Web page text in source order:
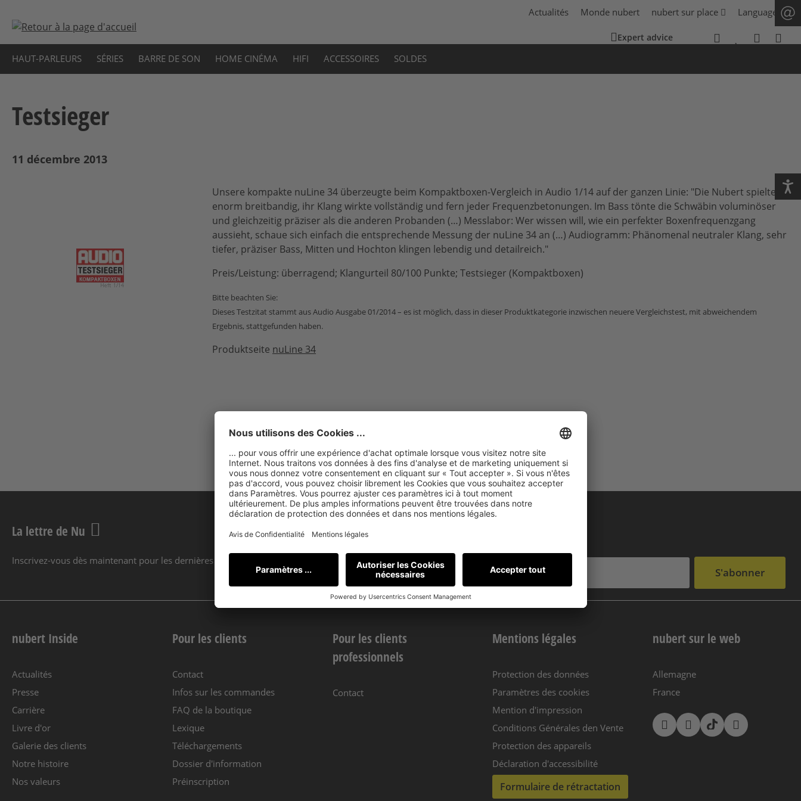
Actualités Monde nubert nubert sur place Language
Expert advice
HAUT-PARLEURS SÉRIES BARRE DE SON HOME CINÉMA HIFI ACCESSOIRES SOLDES
Testsieger
11 décembre 2013
Unsere kompakte nuLine 34 überzeugte beim Kompaktboxen-Vergleich in Audio 1/14 auf der ganzen Linie: "Die Nubert spielte
enorm breitbandig, ihr Klang wirkte vollständig und fern jeder Frequenzbetonungen. Im Bass tönte die Schwäbin voluminöser
und gleichzeitig präziser als die anderen Probanden (…) Messlabor: Wer wissen will, wie ein perfekter Boxenfrequenzgang
aussieht, schaue sich einfach die entsprechende Messung der nuLine 34 an (…) Audiogramm: Phänomenal neutraler Klang, sehr
tiefer, präziser Bass, Mitten und Hochton klingen lebendig und detailreich."
Preis/Leistung: überragend; Klangurteil 80/100 Punkte; Testsieger (Kompaktboxen)
Bitte beachten Sie:
Dieses Testzitat stammt aus Audio Ausgabe 01/2014 – es ist möglich, dass in dieser Produktkategorie inzwischen neuere Vergleichstest, mit abweichendem
Ergebnis, stattgefunden haben.
Produktseite nuLine 34
La lettre de Nu
Inscrivez-vous dès maintenant pour les dernières nouvelles et offres !
S'abonner
nubert Inside
Actualités
Presse
Carrière
Livre d'or
Galerie des clients
Notre histoire
Nos valeurs
Pour les clients
Contact
Infos sur les commandes
FAQ de la boutique
Lexique
Téléchargements
Dossier d'information
Préinscription
Pour les clients
professionnels
Contact
Mentions légales
Protection des données
Paramètres des cookies
Mention d'impression
Conditions Générales den Vente
Protection des appareils
Déclaration d'accessibilité
Formulaire de rétractation
nubert sur le web
Allemagne
France